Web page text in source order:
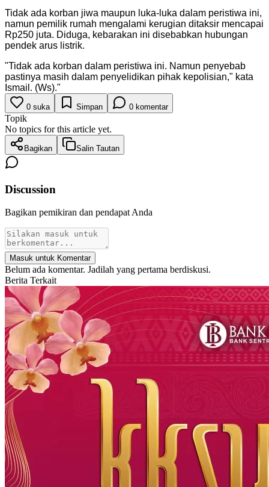
Tidak ada korban jiwa maupun luka-luka dalam peristiwa ini,
namun pemilik rumah mengalami kerugian ditaksir mencapai
Rp250 juta. Diduga, kebarakan ini disebabkan hubungan
pendek arus listrik.
"Tidak ada korban dalam peristiwa ini. Namun penyebab
pastinya masih dalam penyelidikan pihak kepolisian," kata
Ismail. (Ws)."
0 suka Simpan 0 komentar
Topik
No topics for this article yet.
Bagikan Salin Tautan
Discussion
Bagikan pemikiran dan pendapat Anda
Masuk untuk Komentar
Belum ada komentar. Jadilah yang pertama berdiskusi.
Berita Terkait